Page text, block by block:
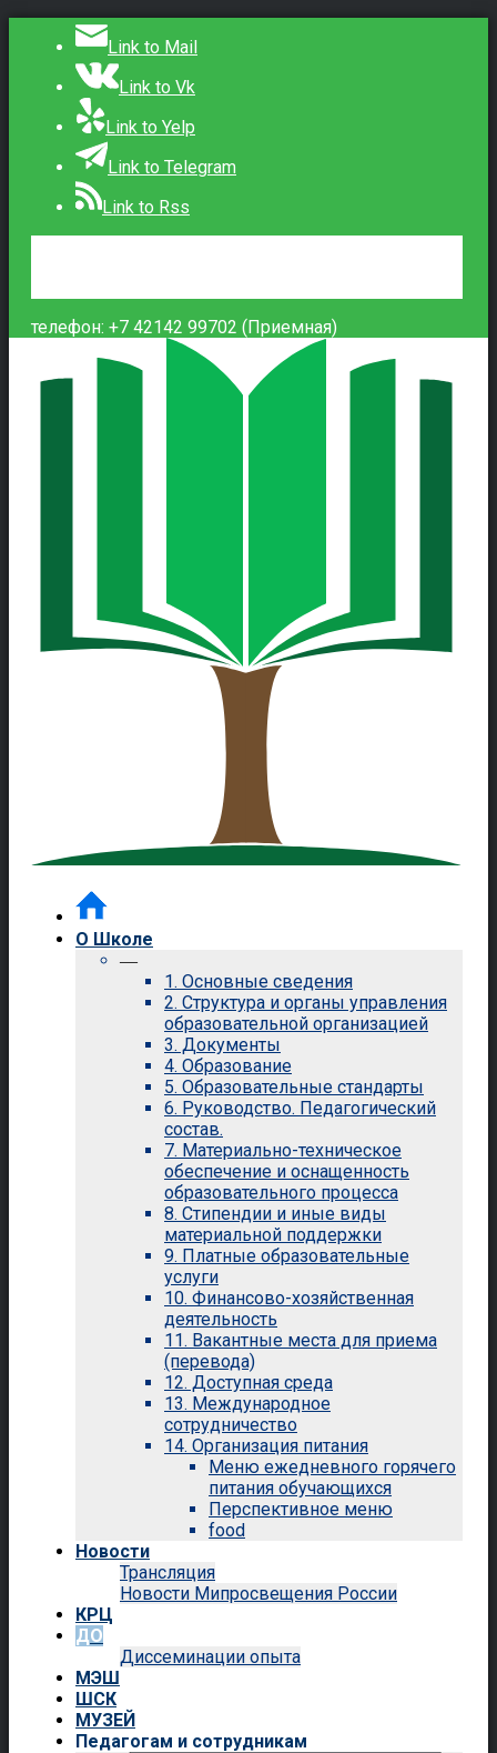
Link to Mail
Link to Vk
Link to Yelp
Link to Telegram
Link to Rss
телефон: +7 42142 99702 (Приемная)
О Школе
—
1. Основные сведения
2. Структура и органы управления
образовательной организацией
3. Документы
4. Образование
5. Образовательные стандарты
6. Руководство. Педагогический
состав.
7. Материально-техническое
обеспечение и оснащенность
образовательного процесса
8. Стипендии и иные виды
материальной поддержки
9. Платные образовательные
услуги
10. Финансово-хозяйственная
деятельность
11. Вакантные места для приема
(перевода)
12. Доступная среда
13. Международное
сотрудничество
14. Организация питания
Меню ежедневного горячего
питания обучающихся
Перспективное меню
food
Новости
Трансляция
Новости Мипросвещения России
КРЦ
ДО
Диссеминации опыта
МЭШ
ШСК
МУЗЕЙ
Педагогам и сотрудникам